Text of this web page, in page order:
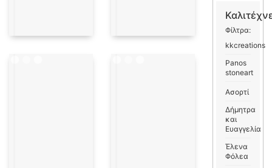
Φίλτρα:
kkcreations
Panos
stoneart
Ασορτί
Δήμητρα
και
Ευαγγελία
Έλενα
Φόλεα